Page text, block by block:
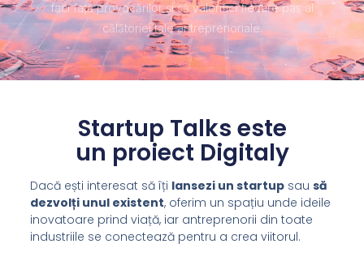
faci față provocărilor și să valorifici fiecare pas al
călătoriei tale antreprenoriale.
Startup Talks este
un proiect Digitaly
Dacă ești interesat să îți lansezi un startup sausă
dezvolți unul existent, oferim un spațiu unde ideile
inovatoare prind viață, iar antreprenorii din toate
industriile se conectează pentru a crea viitorul.